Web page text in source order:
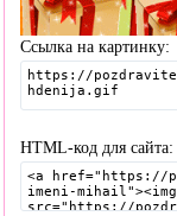
Ссылка на картинку:
HTML-код для сайта: